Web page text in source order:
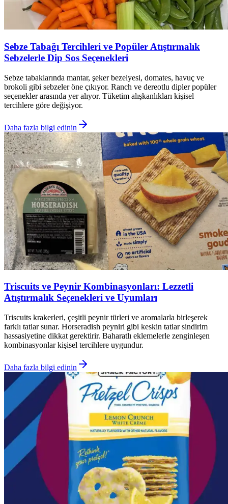
Sebze Tabağı Tercihleri ve Popüler Atıştırmalık
Sebzelerle Dip Sos Seçenekleri
Sebze tabaklarında mantar, şeker bezelyesi, domates, havuç ve
brokoli gibi sebzeler öne çıkıyor. Ranch ve dereotlu dipler popüler
seçenekler arasında yer alıyor. Tüketim alışkanlıkları kişisel
tercihlere göre değişiyor.
Daha fazla bilgi edinin
Triscuits ve Peynir Kombinasyonları: Lezzetli
Atıştırmalık Seçenekleri ve Uyumları
Triscuits krakerleri, çeşitli peynir türleri ve aromalarla birleşerek
farklı tatlar sunar. Horseradish peyniri gibi keskin tatlar sindirim
hassasiyetine dikkat gerektirir. Baharatlı eklemelerle zenginleşen
kombinasyonlar kişisel tercihlere uygundur.
Daha fazla bilgi edinin